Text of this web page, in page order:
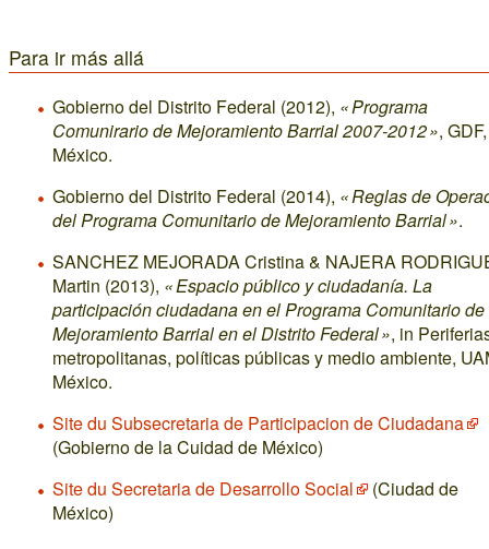
Para ir más allá
Gobierno del Distrito Federal (2012), « Programa
Comunirario de Mejoramiento Barrial 2007-2012 », GDF,
México.
Gobierno del Distrito Federal (2014), « Reglas de
del Programa Comunitario de Mejoramiento Barrial ».
SANCHEZ MEJORADA Cristina & NAJERA
Martin (2013), « Espacio público y ciudadanía. La
participación ciudadana en el Programa Comunitario de
Mejoramiento Barrial en el Distrito Federal », in
metropolitanas, políticas públicas y medio ambiente,
México.
Site du Subsecretaria de Participacion de Ciudadana
(Gobierno de la Cuidad de México)
Site du Secretaria de Desarrollo Social
(Ciudad de
México)